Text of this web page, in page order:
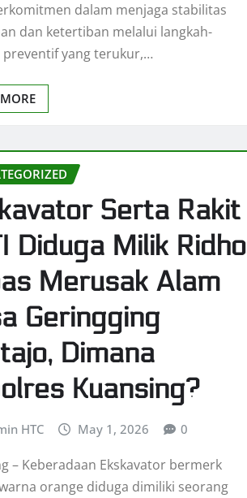
dalam menjaga stabilitas
dan ketertiban melalui langkah-
preventif yang terukur,…
Serta Rakit
Diduga Milik Ridho
Merusak Alam
Geringging
Dimana
Kuansing?
HTC May 1, 2026 0
– Keberadaan Ekskavator bermerk
orange diduga dimiliki seorang